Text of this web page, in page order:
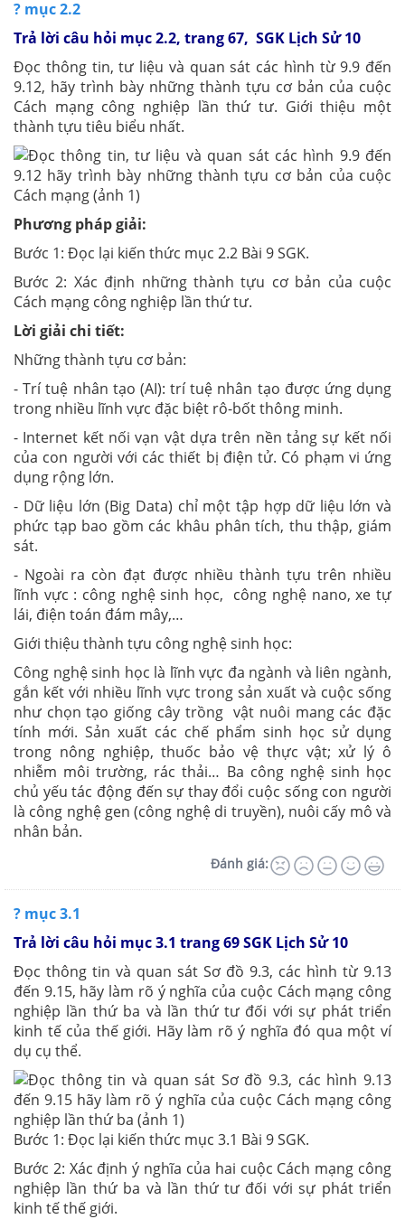
? mục 2.2
Trả lời câu hỏi mục 2.2, trang 67, SGK Lịch Sử 10
Đọc thông tin, tư liệu và quan sát các hình từ 9.9 đến
9.12, hãy trình bày những thành tựu cơ bản của cuộc
Cách mạng công nghiệp lần thứ tư. Giới thiệu một
thành tựu tiêu biểu nhất.
Phương pháp giải:
Bước 1: Đọc lại kiến thức mục 2.2 Bài 9 SGK.
Bước 2: Xác định những thành tựu cơ bản của cuộc
Cách mạng công nghiệp lần thứ tư.
Lời giải chi tiết:
Những thành tựu cơ bản:
- Trí tuệ nhân tạo (AI): trí tuệ nhân tạo được ứng dụng
trong nhiều lĩnh vực đặc biệt rô-bốt thông minh.
- Internet kết nối vạn vật dựa trên nền tảng sự kết nối
của con người với các thiết bị điện tử. Có phạm vi ứng
dụng rộng lớn.
- Dữ liệu lớn (Big Data) chỉ một tập hợp dữ liệu lớn và
phức tạp bao gồm các khâu phân tích, thu thập, giám
sát.
- Ngoài ra còn đạt được nhiều thành tựu trên nhiều
lĩnh vực : công nghệ sinh học, công nghệ nano, xe tự
lái, điện toán đám mây,…
Giới thiệu thành tựu công nghệ sinh học:
Công nghệ sinh học là lĩnh vực đa ngành và liên ngành,
gắn kết với nhiều lĩnh vực trong sản xuất và cuộc sống
như chọn tạo giống cây trồng vật nuôi mang các đặc
tính mới. Sản xuất các chế phẩm sinh học sử dụng
trong nông nghiệp, thuốc bảo vệ thực vật; xử lý ô
nhiễm môi trường, rác thải… Ba công nghệ sinh học
chủ yếu tác động đến sự thay đổi cuộc sống con người
là công nghệ gen (công nghệ di truyền), nuôi cấy mô và
nhân bản.
Đánh giá:
? mục 3.1
Trả lời câu hỏi mục 3.1 trang 69 SGK Lịch Sử 10
Đọc thông tin và quan sát Sơ đồ 9.3, các hình từ 9.13
đến 9.15, hãy làm rõ ý nghĩa của cuộc Cách mạng công
nghiệp lần thứ ba và lần thứ tư đối với sự phát triển
kinh tế của thế giới. Hãy làm rõ ý nghĩa đó qua một ví
dụ cụ thể.
Bước 1: Đọc lại kiến thức mục 3.1 Bài 9 SGK.
Bước 2: Xác định ý nghĩa của hai cuộc Cách mạng công
nghiệp lần thứ ba và lần thứ tư đối với sự phát triển
kinh tế thế giới.